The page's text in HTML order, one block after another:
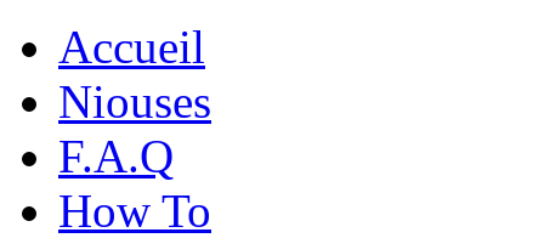
Accueil
Niouses
F.A.Q
How To